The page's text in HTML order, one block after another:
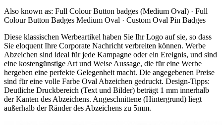
Also known as: Full Colour Button badges (Medium Oval) · Full
Colour Button Badges Medium Oval · Custom Oval Pin Badges
Diese klassischen Werbeartikel haben Sie Ihr Logo auf sie, so dass
Sie eloquent Ihre Corporate Nachricht verbreiten können. Werbe
Abzeichen sind ideal für jede Kampagne oder ein Ereignis, und sind
eine kostengünstige Art und Weise Aussage, die für eine Werbe
hergeben eine perfekte Gelegenheit macht. Die angegebenen Preise
sind für eine volle Farbe Oval Abzeichen gedruckt. Design-Tipps:
Deutliche Druckbereich (Text und Bilder) beträgt 1 mm innerhalb
der Kanten des Abzeichens. Angeschnittene (Hintergrund) liegt
außerhalb der Ränder des Abzeichens zu 5mm.